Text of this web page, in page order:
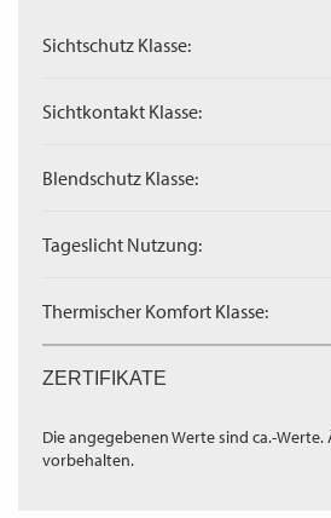
Sichtschutz Klasse:
Sichtkontakt Klasse:
Blendschutz Klasse:
Tageslicht Nutzung:
Thermischer Komfort Klasse:
ZERTIFIKATE
Die angegebenen Werte sind ca.-
vorbehalten.